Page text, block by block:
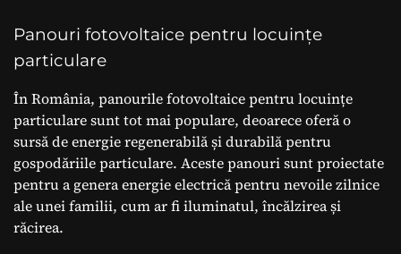
Panouri fotovoltaice pentru locuințe
particulare
În România, panourile fotovoltaice pentru locuințe
particulare sunt tot mai populare, deoarece oferă o
sursă de energie regenerabilă și durabilă pentru
gospodăriile particulare. Aceste panouri sunt proiectate
pentru a genera energie electrică pentru nevoile zilnice
ale unei familii, cum ar fi iluminatul, încălzirea și
răcirea.